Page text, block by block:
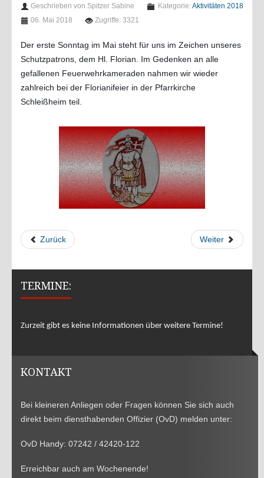
Aktivitäten 2019
Aktivitäten 2017
Aktivitäten 2016
Übungen 2022
Übungen 2020
Übungen 2019
Übungen 2018
Übungen 2017
EINSÄTZE
2020
2017
2016
Geschrieben von Spitzer Sabine Kategorie:Aktivitäten 2018
06. Mai 2018
Zugriffe: 3321
Der erste Sonntag im Mai steht für uns im Zeichen unseres
Schutzpatrons, dem Hl. Florian. Im Gedenken an alle
gefallenen Feuerwehrkameraden nahmen wir wieder
zahlreich bei der Florianifeier in der Pfarrkirche
Schleißheim teil.
Zurück Weiter
TERMINE:
Zurzeit gibt es keine Informationen über weitere Termine!
KONTAKT
Bei kleineren Anliegen oder Fragen können Sie sich auch
direkt beim diensthabenden Offizier (OvD) melden unter:
OvD Handy: 07242 / 42420-122
Erreichbar auch am Wochenende!